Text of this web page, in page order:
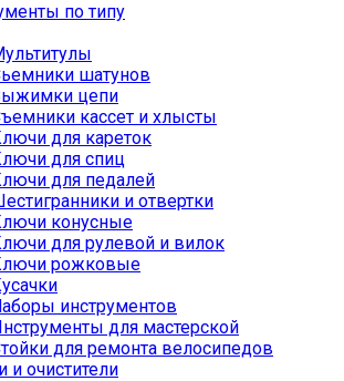
по типу
шатунов
цепи
кассет и хлысты
для кареток
для спиц
для педалей
и отвертки
конусные
для рулевой и вилок
рожковые
инструментов
для мастерской
для ремонта велосипедов
и очистители